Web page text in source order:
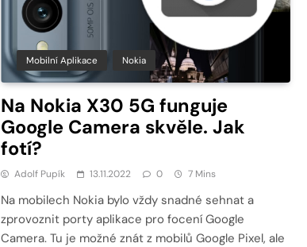
Mobilní Aplikace Nokia
Na Nokia X30 5G funguje
Google Camera skvěle. Jak
fotí?
Adolf Pupík 13.11.2022 0 7 Mins
Na mobilech Nokia bylo vždy snadné sehnat a
zprovoznit porty aplikace pro focení Google
Camera. Tu je možné znát z mobilů Google Pixel, ale